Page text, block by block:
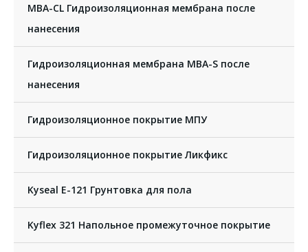
MBA-CL Гидроизоляционная мембрана после
нанесения
Гидроизоляционная мембрана MBA-S после
нанесения
Гидроизоляционное покрытие МПУ
Гидроизоляционное покрытие Ликфикс
Kyseal E-121 Грунтовка для пола
Kyflex 321 Напольное промежуточное покрытие